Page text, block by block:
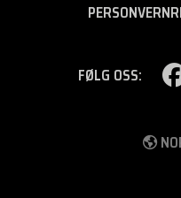
FØLG OSS: